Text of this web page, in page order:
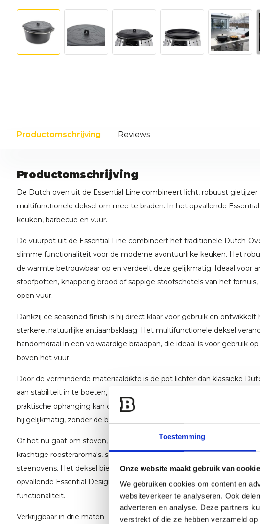
Toestemming
Onze website maakt gebruik van
We gebruiken cookies om content en
websiteverkeer te analyseren. Ook
adverteren en analyse. Deze partners
verstrekt of die ze hebben verzameld
Productomschrijving Reviews
Productomschrijving
De Dutch oven uit de Essential Line combineert licht, robuust
multifunctionele deksel om mee te braden. In het opvallende
keuken, barbecue en vuur.
De vuurpot uit de Essential Line combineert het traditionele Dutch-
slimme functionaliteit voor de moderne avontuurlijke keuken. Het
de warmte betrouwbaar op en verdeelt deze gelijkmatig. Ideaal voor
stoofpotten, knapperig brood of sappige stoofschotels van het
open vuur.
Dankzij de seasoned finish is hij direct klaar voor gebruik en ontwikkelt
sterkere, natuurlijke antiaanbaklaag. Het multifunctionele deksel
handomdraai in een volwaardige braadpan, die ideaal is voor gebruik
boven het vuur.
Door de verminderde materiaaldikte is de pot lichter dan klassieke
aan stabiliteit in te boeten, en kan hij moeiteloos worden
praktische ophanging kan de pot direct boven het kampvuur worden
hij gelijkmatig, zonder de bodem te raken.
Of het nu gaat om stoven, sudderen, bakken of braden: de vuurpot
krachtige roosteraroma's, sappige resultaten en een korst die doet
steenovens. Het deksel biedt extra ruimte om te bakken, te reduceren
opvallende Essential Design combineert een rustieke uitstraling met
functionaliteit.
Verkrijgbaar in drie maten – ft4.5, ft6 en ft9 –